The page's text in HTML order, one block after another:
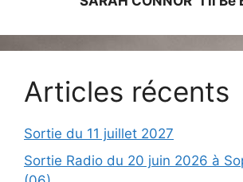
Articles récents
Sortie du 11 juillet 2027
Sortie Radio du 20 juin 2026 à